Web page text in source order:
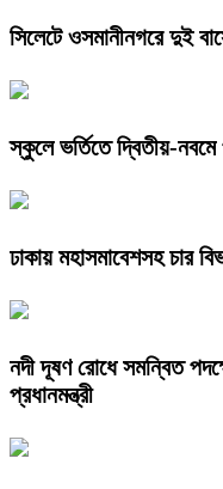
সিলেটে ওসমানীনগরে দুই
স্কুলে ভর্তিতে দ্বিতীয়-নবমে
ঢাকায় মহাসমাবেশসহ চার
নদী দূষণ রোধে সমন্বিত
প্রধানমন্ত্রী